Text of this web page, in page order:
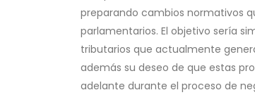
preparando cambios normativos
parlamentarios. El objetivo sería
tributarios que actualmente
además su deseo de que estas
adelante durante el proceso de